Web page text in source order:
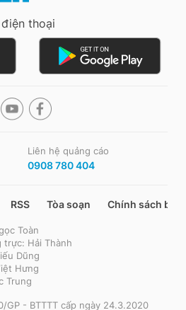
thoại
Liên hệ quảng cáo
0908 780 404
RSS Tòa soạn Chính sách bảo
Toàn
Hải Thành
Dũng
Hưng
Trung
GP - BTTTT cấp ngày 24.3.2020